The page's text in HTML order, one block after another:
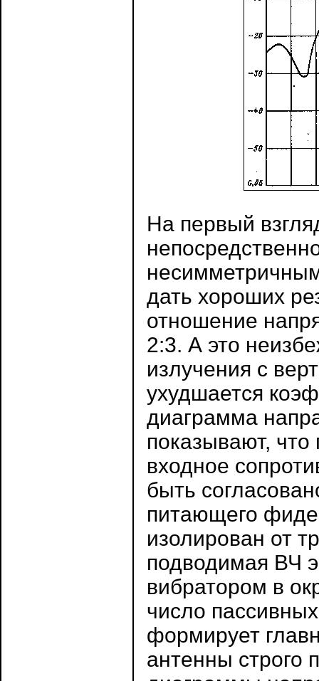
На первый
дать хороших
отношение
2:3. А это
излучения с
ухудшается
диаграмма
показывают, что
входное
быть
питающего
изолирован от
подводимая ВЧ
вибратором в
число
формирует
антенны строго